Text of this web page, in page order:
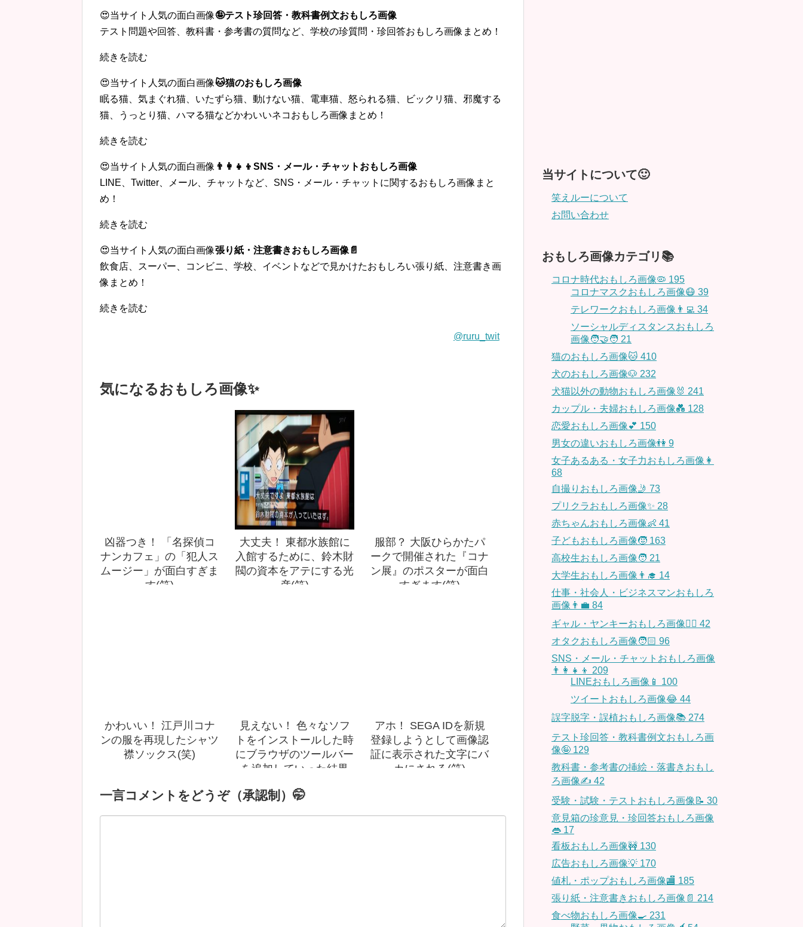
😍当サイト人気の面白画像🤪テスト珍回答・教科書例文おもしろ画像
テスト問題や回答、教科書・参考書の質問など、学校の珍質問・珍回答おもしろ画像まとめ！
続きを読む
😍当サイト人気の面白画像🐱猫のおもしろ画像
眠る猫、気まぐれ猫、いたずら猫、動けない猫、電車猫、怒られる猫、ビックリ猫、邪魔する
猫、うっとり猫、ハマる猫などかわいいネコおもしろ画像まとめ！
続きを読む
😍当サイト人気の面白画像 👨‍👩‍👧‍👦SNS・メール・チャットおもしろ画像
LINE、Twitter、メール、チャットなど、SNS・メール・チャットに関するおもしろ画像まと
め！
続きを読む
😍当サイト人気の面白画像張り紙・注意書きおもしろ画像📄
飲食店、スーパー、コンビニ、学校、イベントなどで見かけたおもしろい張り紙、注意書き画
像まとめ！
続きを読む
@ruru_twit
気になるおもしろ画像✨
凶器つき！ 「名探偵コ
ナンカフェ」の「犯人ス
ムージー」が面白すぎま
す(笑)
大丈夫！ 東都水族館に
入館するために、鈴木財
閥の資本をアテにする光
彦(笑)
服部？ 大阪ひらかたパ
ークで開催された『コナ
ン展』のポスターが面白
すぎます(笑)
かわいい！ 江戸川コナ
ンの服を再現したシャツ
襟ソックス(笑)
見えない！ 色々なソフ
トをインストールした時
にブラウザのツールバー
を追加していった結果
アホ！ SEGA IDを新規
登録しようとして画像認
証に表示された文字にバ
カにされる(笑)
一言コメントをどうぞ（承認制）🤭
当サイトについて🙂
笑えルーについて
お問い合わせ
おもしろ画像カテゴリ📚
コロナ時代おもしろ画像🦠 195
コロナマスクおもしろ画像😷 39
テレワークおもしろ画像👨‍💻 34
ソーシャルディスタンスおもしろ
画像🧑‍🤝‍🧑 21
猫のおもしろ画像🐱 410
犬のおもしろ画像🐶 232
犬猫以外の動物おもしろ画像🐰 241
カップル・夫婦おもしろ画像💑 128
恋愛おもしろ画像💕 150
男女の違いおもしろ画像👫 9
女子あるある・女子力おもしろ画像👩
68
自撮りおもしろ画像🤳 73
プリクラおもしろ画像✨ 28
赤ちゃんおもしろ画像👶 41
子どもおもしろ画像🧒 163
高校生おもしろ画像🧑 21
大学生おもしろ画像👨‍🎓 14
仕事・社会人・ビジネスマンおもしろ
画像👨‍💼 84
ギャル・ヤンキーおもしろ画像👱‍♀️ 42
オタクおもしろ画像🧑🏻 96
SNS・メール・チャットおもしろ画像
👨‍👩‍👧‍👦 209
LINEおもしろ画像📱 100
ツイートおもしろ画像😂 44
誤字脱字・誤植おもしろ画像📚 274
テスト珍回答・教科書例文おもしろ画
像🤪 129
教科書・参考書の挿絵・落書きおもし
ろ画像✍️ 42
受験・試験・テストおもしろ画像📝 30
意見箱の珍意見・珍回答おもしろ画像
👄 17
看板おもしろ画像🚧 130
広告おもしろ画像💡 170
値札・ポップおもしろ画像🏬 185
張り紙・注意書きおもしろ画像📄 214
食べ物おもしろ画像🍳 231